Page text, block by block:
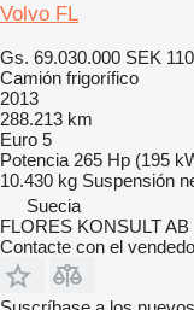
Volvo FL
Gs. 69.030.000 SEK
Camión frigorífico
2013
288.213 km
Euro 5
Potencia 265 Hp (195
10.430 kg Suspensión
Suecia
FLORES KONSULT AB
Contacte con el